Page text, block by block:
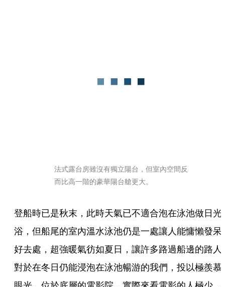
法式露台房雖沒有獨立陽台，但室內空間反
而比高一階的豪華陽台艙更大。
登船時已是秋末，此時天氣已不適合泡在泳池做日光
浴，但船尾的室內溫水泳池仍是一處讓人能慵懶發呆
好去處，超強暖氣彷如夏日，讓許多路過船邊的路人
對於在冬日仍能浸泡在泳池暢游的我們，投以極羨慕